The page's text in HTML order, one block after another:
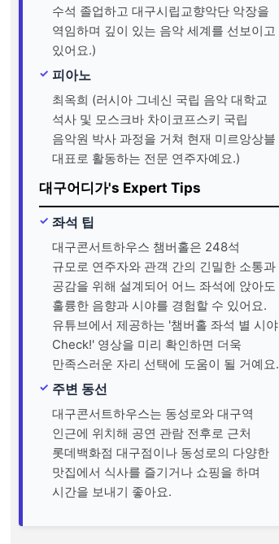
수석 졸업하고 대구시립교향악단 악장을
역임하며 깊이 있는 음악 세계를 선보이고
있어요.)
피아노
최옥희 (러시아 그네신 국립 음악 대학교
석사 및 모스크바 차이코프스키 국립
음악원 박사 과정을 거쳐 현재 미르앙상블
대표로 활동하는 전문 연주자예요.)
대구어디가's Expert Tips
좌석 팁
대구콘서트하우스 챔버홀은 248석
규모로 연주자와 관객 간의 긴밀한 소통과
공감을 위해 설계되어 어느 좌석에 앉아도
훌륭한 음향과 시야를 경험할 수 있어요.
유튜브에서 제공하는 '챔버홀 좌석 별 시야
Check!' 영상을 미리 확인하면 더욱
만족스러운 자리 선택에 도움이 될 거예요.
주변 동선
대구콘서트하우스는 동성로와 대구역
인근에 위치해 공연 관람 전후로 근처
롯데백화점 대구점이나 동성로의 다양한
맛집에서 식사를 즐기거나 쇼핑을 하며
시간을 보내기 좋아요.